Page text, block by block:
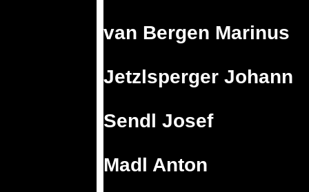
van Bergen Marinus
Jetzlsperger Johann
Sendl Josef
Madl Anton